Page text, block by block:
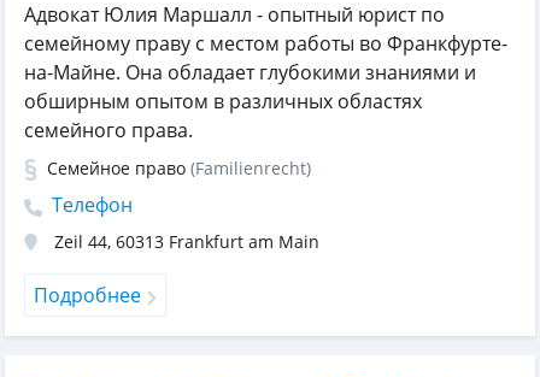
Адвокат Юлия Маршалл - опытный юрист по
семейному праву с местом работы во Франкфурте-
на-Майне. Она обладает глубокими знаниями и
обширным опытом в различных областях
семейного права.
Семейное право (Familienrecht)
Телефон
Zeil 44, 60313 Frankfurt am Main
Подробнее